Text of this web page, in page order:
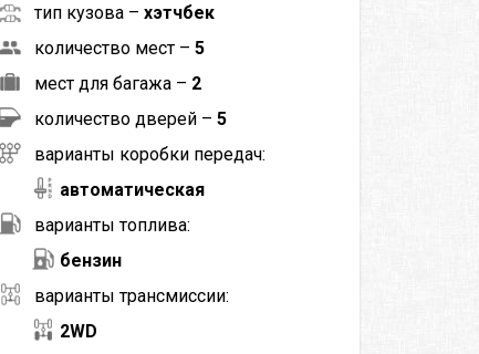
тип кузова –хэтчбек
количество мест –5
мест для багажа – 2
количество дверей –5
варианты коробки передач:
автоматическая
варианты топлива:
бензин
варианты трансмиссии:
2WD